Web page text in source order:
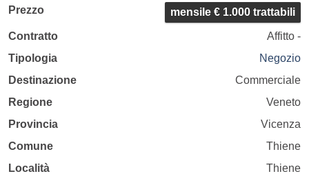
Prezzo mensile € 1.000 trattabili
Contratto
Affitto -
Tipologia
Negozio
Destinazione
Commerciale
Regione
Veneto
Provincia
Vicenza
Comune
Thiene
Località
Thiene